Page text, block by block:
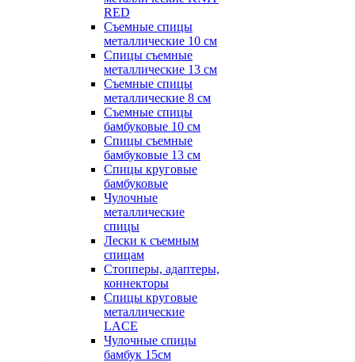
RED
Съемные спицы
металлические 10 см
Спицы съемные
металлические 13 см
Съемные спицы
металлические 8 см
Съемные спицы
бамбуковые 10 см
Спицы съемные
бамбуковые 13 см
Спицы круговые
бамбуковые
Чулочные
металлические
спицы
Лески к съемным
спицам
Стопперы, адаптеры,
коннекторы
Спицы круговые
металлические
LACE
Чулочные спицы
бамбук 15см